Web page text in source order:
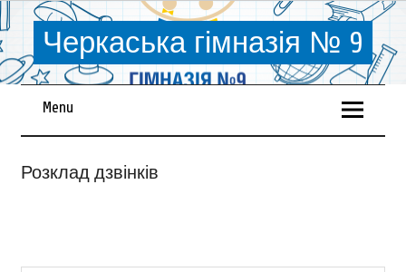
Черкаська гімназія № 9
Menu
Розклад дзвінків